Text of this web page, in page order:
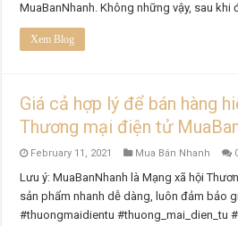
MuaBanNhanh. Không những vậy, sau khi
Xem Blog
Giá cả hợp lý để bán hàng
Thương mại điện tử
February 11, 2021 Mua Bán Nhanh
Lưu ý: MuaBanNhanh là Mạng xã hội
sản phẩm nhanh dễ dàng, luôn đảm bảo
#thuongmaidientu #thuong_mai_dien_tu